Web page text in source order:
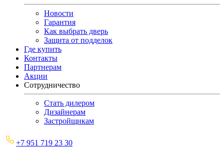
Новости
Гарантия
Как выбрать дверь
Защита от подделок
Где купить
Контакты
Партнерам
Акции
Сотрудничество
Стать дилером
Дизайнерам
Застройщикам
+7 951 719 23 30